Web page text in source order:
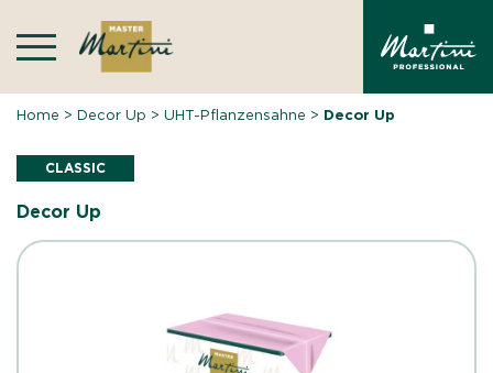
content
Home >Decor Up >UHT-Pflanzensahne > Decor Up
CLASSIC
Decor Up